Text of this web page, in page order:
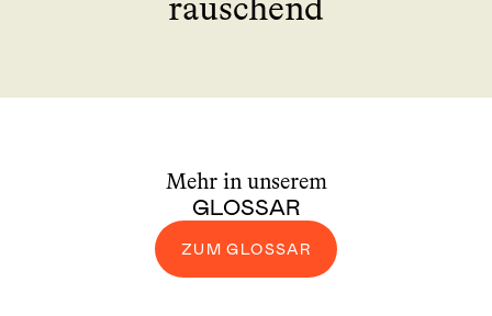
Mehr in unserem
GLOSSAR
ZUM GLOSSAR